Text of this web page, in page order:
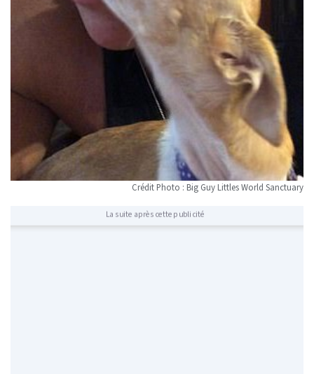
Crédit Photo : Big Guy Littles World Sanctuary
La suite après cette publicité